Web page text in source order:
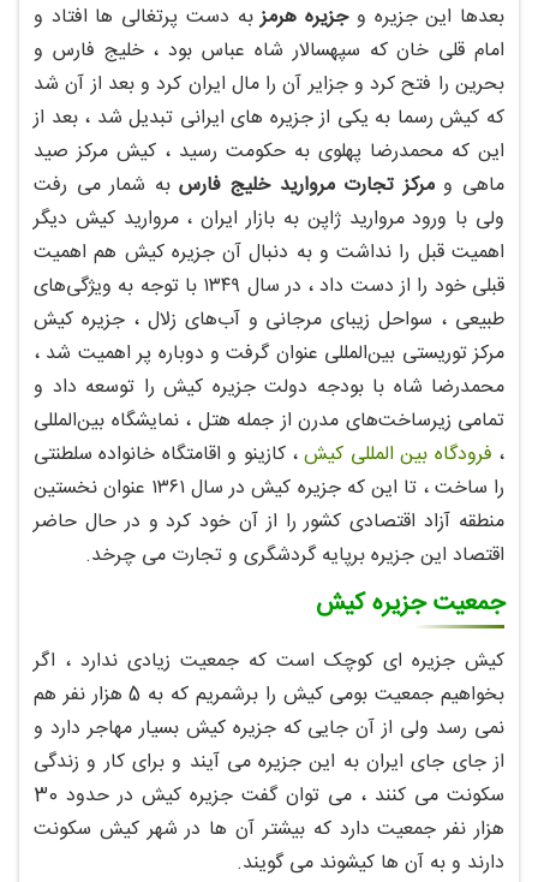
بعدها این جزیره وجزیره هرمزبه دست پرتغالی ها افتاد و
امام قلی خان که سپهسالار شاه عباس بود ، خلیج فارس و
بحرین را فتح کرد و جزایر آن را مال ایران کرد و بعد از آن شد
که کیش رسما به یکی از جزیره های ایرانی تبدیل شد ، بعد از
این که محمدرضا پهلوی به حکومت رسید ، کیش مرکز صید
ماهی ومرکز تجارت مروارید خلیج فارسبه شمار می رفت
ولی با ورود مروارید ژاپن به بازار ایران ، مروارید کیش دیگر
اهمیت قبل را نداشت و به دنبال آن جزیره کیش هم اهمیت
قبلی خود را از دست داد ، در سال ۱۳۴۹ با توجه به ویژگی‌های
طبیعی ، سواحل زیبای مرجانی و آب‌های زلال ، جزیره کیش
مرکز توریستی بین‌المللی عنوان گرفت و دوباره پر اهمیت شد ،
محمدرضا شاه با بودجه دولت جزیره کیش را توسعه داد و
تمامی زیرساخت‌های مدرن از جمله هتل ، نمایشگاه بین‌المللی
، فرودگاه بین المللی کیش، کازینو و اقامتگاه خانواده سلطنتی
را ساخت ، تا این که جزیره کیش در سال ۱۳۶۱ عنوان نخستین
منطقه آزاد اقتصادی کشور را از آن خود کرد و در حال حاضر
اقتصاد این جزیره برپایه گردشگری و تجارت می چرخد.
جمعیت جزیره کیش
کیش جزیره ای کوچک است که جمعیت زیادی ندارد ، اگر
بخواهیم جمعیت بومی کیش را برشمریم که به 5 هزار نفر هم
نمی رسد ولی از آن جایی که جزیره کیش بسیار مهاجر دارد و
از جای جای ایران به این جزیره می آیند و برای کار و زندگی
سکونت می کنند ، می توان گفت جزیره کیش در حدود 30
هزار نفر جمعیت دارد که بیشتر آن ها در شهر کیش سکونت
دارند و به آن ها کیشوند می گویند.